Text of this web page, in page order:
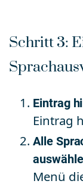
Schritt 3:
Eintrag
Eintrag
Alle
Menü